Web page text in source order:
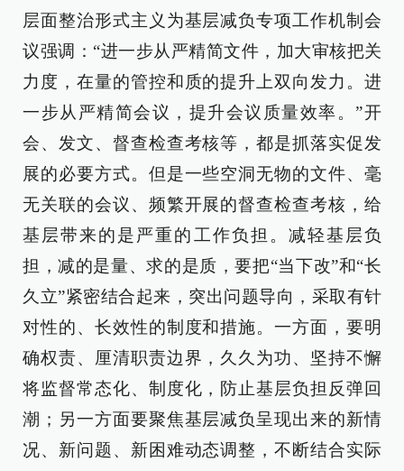
层面整治形式主义为基层减负专项工作机制会
议强调：“进一步从严精简文件，加大审核把关
力度，在量的管控和质的提升上双向发力。进
一步从严精简会议，提升会议质量效率。”开
会、发文、督查检查考核等，都是抓落实促发
展的必要方式。但是一些空洞无物的文件、毫
无关联的会议、频繁开展的督查检查考核，给
基层带来的是严重的工作负担。减轻基层负
担，减的是量、求的是质，要把“当下改”和“长
久立”紧密结合起来，突出问题导向，采取有针
对性的、长效性的制度和措施。一方面，要明
确权责、厘清职责边界，久久为功、坚持不懈
将监督常态化、制度化，防止基层负担反弹回
潮；另一方面要聚焦基层减负呈现出来的新情
况、新问题、新困难动态调整，不断结合实际